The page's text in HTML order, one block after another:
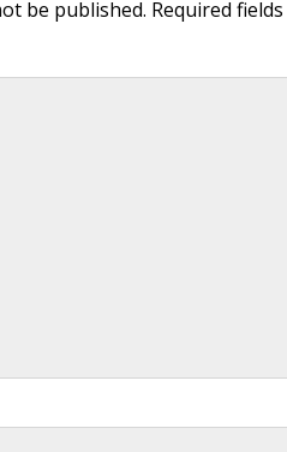
be published. Required